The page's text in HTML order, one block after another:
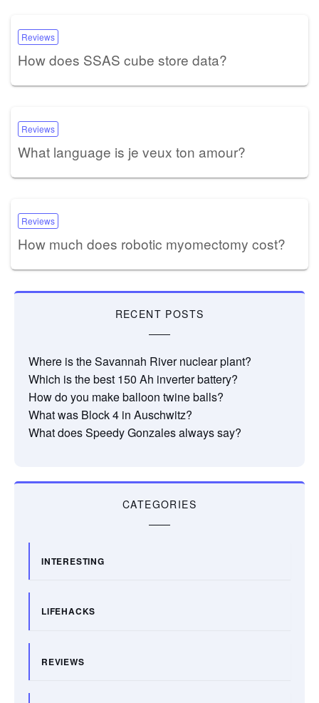
Reviews
How does SSAS cube store data?
Reviews
What language is je veux ton amour?
Reviews
How much does robotic myomectomy cost?
RECENT POSTS
Where is the Savannah River nuclear plant?
Which is the best 150 Ah inverter battery?
How do you make balloon twine balls?
What was Block 4 in Auschwitz?
What does Speedy Gonzales always say?
CATEGORIES
INTERESTING
LIFEHACKS
REVIEWS